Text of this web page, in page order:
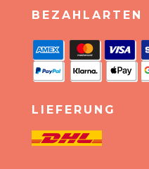
BEZAHLARTEN
LIEFERUNG